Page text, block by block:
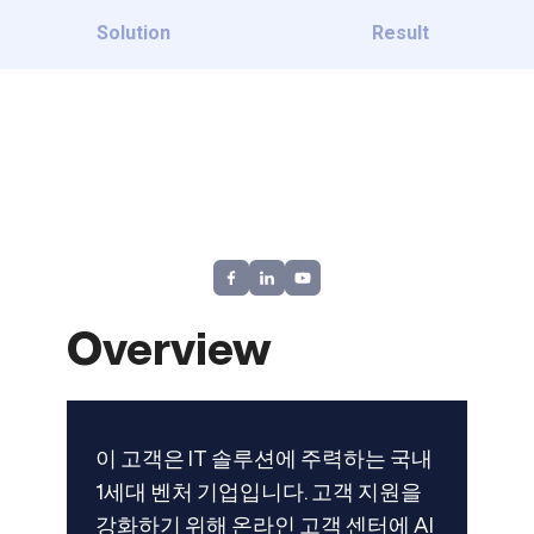
Solution Result
Overview
이 고객은 IT 솔루션에 주력하는 국내
1세대 벤처 기업입니다. 고객 지원을
강화하기 위해 온라인 고객 센터에 AI